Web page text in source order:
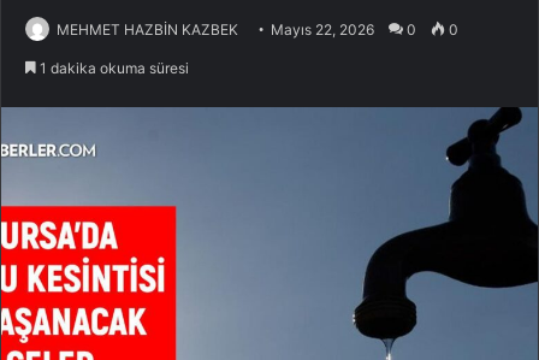
MEHMET HAZBİN KAZBEK Mayıs 22, 2026 0 0
1 dakika okuma süresi